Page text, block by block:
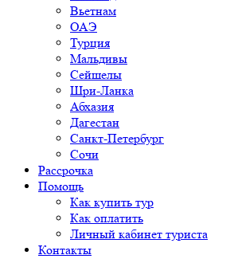
Вьетнам
ОАЭ
Турция
Мальдивы
Сейшелы
Шри-Ланка
Абхазия
Дагестан
Санкт-Петербург
Сочи
Рассрочка
Помощь
Как купить тур
Как оплатить
Личный кабинет туриста
Контакты